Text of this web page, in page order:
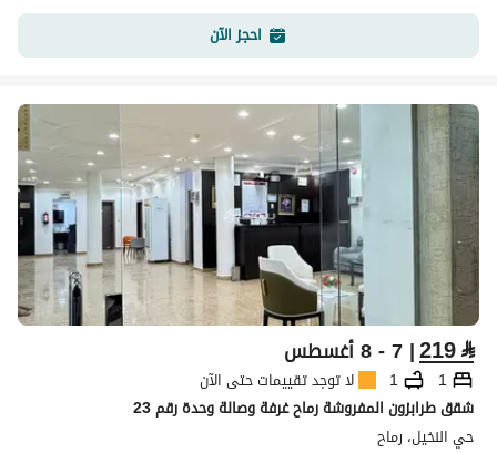
احجز الآن
⃁
219| 7 - 8 أغسطس
1
1
لا توجد تقييمات حتى الآن
شقق طرابزون المفروشة رماح غرفة وصالة وحدة رقم 23
حي النخيل، رماح